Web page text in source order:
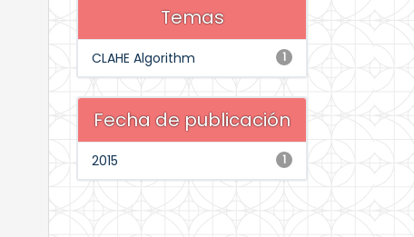
Temas
1
CLAHE Algorithm
Fecha de publicación
1
2015